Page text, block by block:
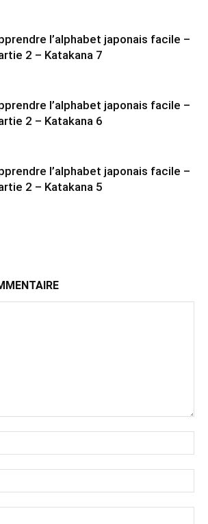
l’alphabet japonais facile –
2 – Katakana 7
l’alphabet japonais facile –
2 – Katakana 6
l’alphabet japonais facile –
2 – Katakana 5